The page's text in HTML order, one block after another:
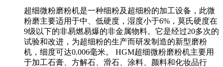
超细微粉磨粉机是一种细粉及超细粉的加工设备，此微
粉磨主要适用于中、低硬度，湿度小于6%，莫氏硬度在
9级以下的非易燃易爆的非金属物料。它是经过20多次的
试验和改进，为超细粉的生产而研发制造的新型磨粉
机，细度可达0.006毫米。 HGM超细微粉磨粉机主要用
于加工石膏、方解石、滑石、涂料、颜料和化妆品行